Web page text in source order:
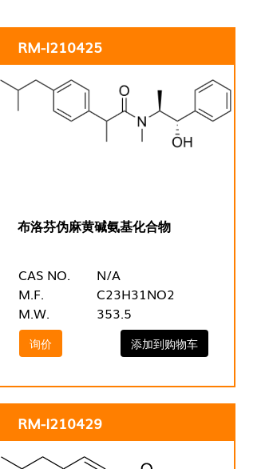
RM-I210425
布洛芬伪麻黄碱氨基化合物
CAS NO.
N/A
M.F.
C23H31NO2
M.W.
353.5
询价 添加到购物车
RM-I210429